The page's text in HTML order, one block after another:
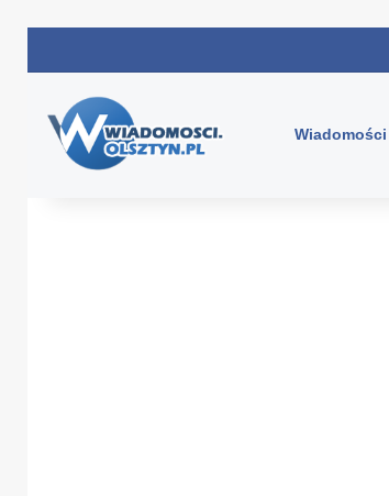
Wiadomości